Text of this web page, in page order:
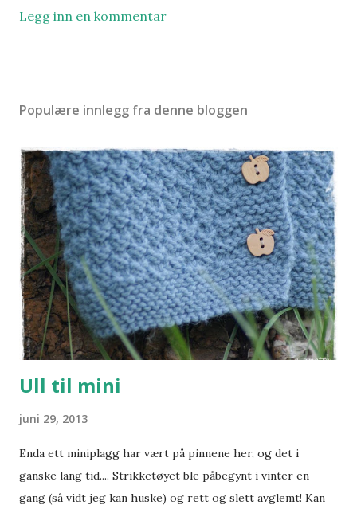
Legg inn en kommentar
Populære innlegg fra denne bloggen
Ull til mini
juni 29, 2013
Enda ett miniplagg har vært på pinnene her, og det i
ganske lang tid.... Strikketøyet ble påbegynt i vinter en
gang (så vidt jeg kan huske) og rett og slett avglemt! Kan